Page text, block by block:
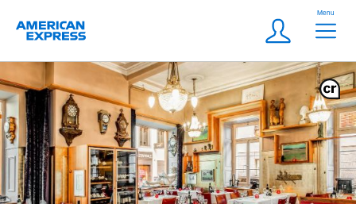
Logo
Meta
Login
Menu